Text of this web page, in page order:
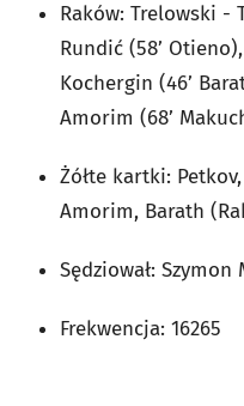
Raków: Trelowski -
Rundić (58’
Kochergin (46’
Amorim (68’
Żółte kartki:
Amorim, Barath
Sędziował: Szymon
Frekwencja: 16265